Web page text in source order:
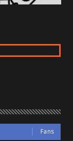
Fans